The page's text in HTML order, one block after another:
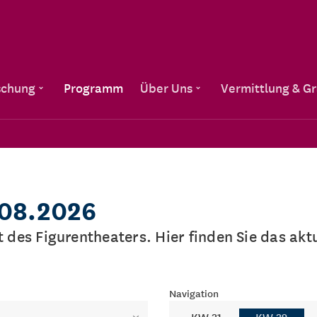
Programm Über Uns Vermittlung &
Figurentheaters. Hier finden Sie das
Navigation